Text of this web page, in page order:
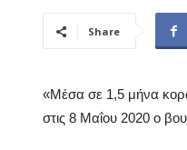
Share
«Μέσα σε 1,5 μήνα
στις 8 Μαΐου 2020 ο